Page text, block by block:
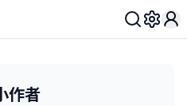
作者